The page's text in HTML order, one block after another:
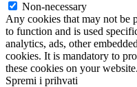
Non-necessary
Any cookies that may not be
to function and is used
analytics, ads, other
cookies. It is mandatory to
these cookies on your website.
Spremi i prihvati